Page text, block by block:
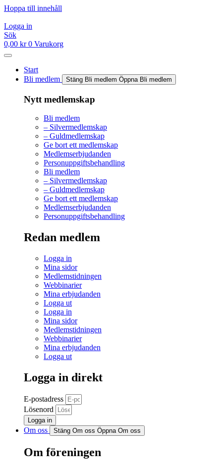
Hoppa till innehåll
Logga in
Sök
0,00 kr 0 Varukorg
Start
Bli medlem
Stäng Bli medlem Öppna Bli medlem
Nytt medlemskap
Bli medlem
– Silvermedlemskap
– Guldmedlemskap
Ge bort ett medlemskap
Medlemserbjudanden
Personuppgiftsbehandling
Bli medlem
– Silvermedlemskap
– Guldmedlemskap
Ge bort ett medlemskap
Medlemserbjudanden
Personuppgiftsbehandling
Redan medlem
Logga in
Mina sidor
Medlemstidningen
Webbinarier
Mina erbjudanden
Logga ut
Logga in
Mina sidor
Medlemstidningen
Webbinarier
Mina erbjudanden
Logga ut
Logga in direkt
E-postadress
Lösenord
Logga in
Om oss Stäng Om oss Öppna Om oss
Om föreningen